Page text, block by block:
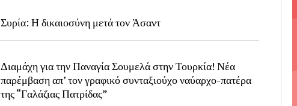
Συρία: Η δικαιοσύνη μετά τον Άσαντ
Διαμάχη για την Παναγία Σουμελά στην Τουρκία! Νέα
παρέμβαση απ’ τον γραφικό συνταξιούχο ναύαρχο-πατέρα
της “Γαλάζιας Πατρίδας”